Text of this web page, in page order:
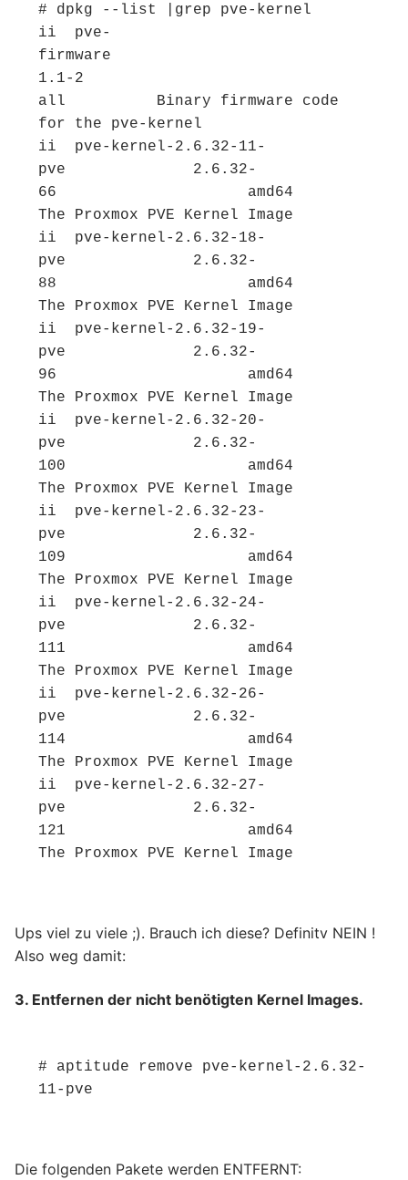
# dpkg --list |grep pve-kernel
ii  pve-
firmware
1.1-2
all          Binary firmware code
for the pve-kernel
ii  pve-kernel-2.6.32-11-
pve              2.6.32-
66                     amd64
The Proxmox PVE Kernel Image
ii  pve-kernel-2.6.32-18-
pve              2.6.32-
88                     amd64
The Proxmox PVE Kernel Image
ii  pve-kernel-2.6.32-19-
pve              2.6.32-
96                     amd64
The Proxmox PVE Kernel Image
ii  pve-kernel-2.6.32-20-
pve              2.6.32-
100                    amd64
The Proxmox PVE Kernel Image
ii  pve-kernel-2.6.32-23-
pve              2.6.32-
109                    amd64
The Proxmox PVE Kernel Image
ii  pve-kernel-2.6.32-24-
pve              2.6.32-
111                    amd64
The Proxmox PVE Kernel Image
ii  pve-kernel-2.6.32-26-
pve              2.6.32-
114                    amd64
The Proxmox PVE Kernel Image
ii  pve-kernel-2.6.32-27-
pve              2.6.32-
121                    amd64
The Proxmox PVE Kernel Image
Ups viel zu viele ;). Brauch ich diese? Definitv NEIN !
Also weg damit:
3. Entfernen der nicht benötigten Kernel Images.
# aptitude remove pve-kernel-2.6.32-
11-pve
Die folgenden Pakete werden ENTFERNT: